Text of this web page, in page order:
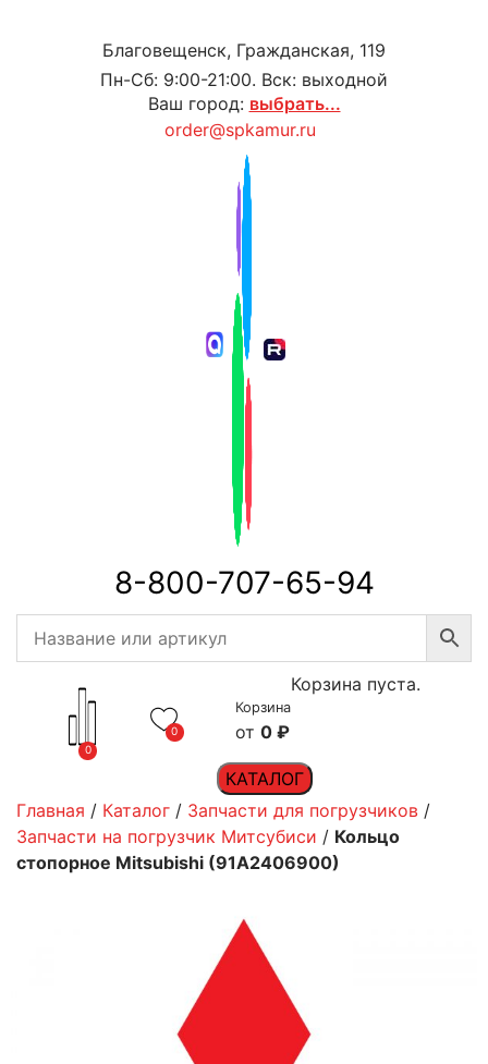
Благовещенск, Гражданская, 119
Пн-Сб: 9:00-21:00. Вск: выходной
Ваш город: выбрать...
order@spkamur.ru
8-800-707-65-94
0
0
Корзина
0 ₽
Корзина пуста.
КАТАЛОГ
Главная / Каталог / Запчасти для погрузчиков /
Запчасти на погрузчик Митсубиси / Кольцо
стопорное Mitsubishi (91A2406900)